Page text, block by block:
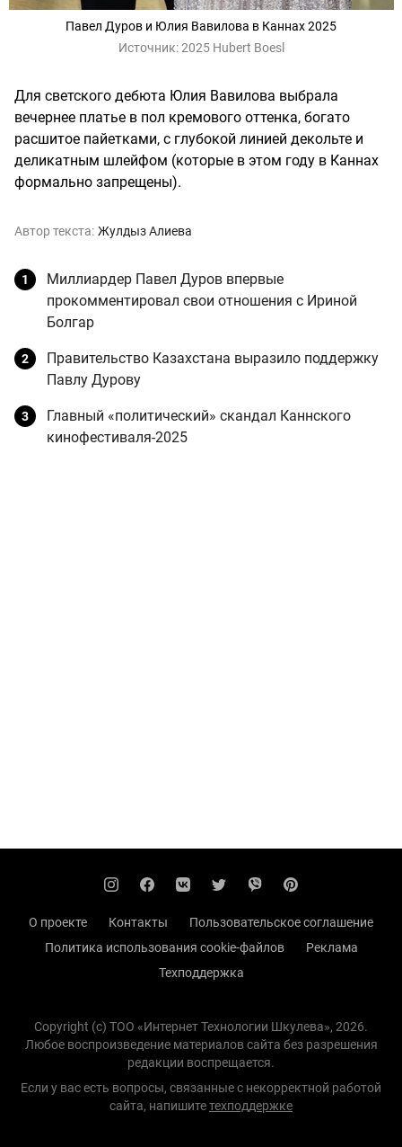
Павел Дуров и Юлия Вавилова в Каннах 2025
Источник:2025 Hubert Boesl
Для светского дебюта Юлия Вавилова выбрала
вечернее платье в пол кремового оттенка, богато
расшитое пайетками, с глубокой линией декольте и
деликатным шлейфом (которые в этом году в Каннах
формально запрещены).
Автор текста: Жулдыз Алиева
Миллиардер Павел Дуров впервые
прокомментировал свои отношения с Ириной
Болгар
Правительство Казахстана выразило поддержку
Павлу Дурову
Главный «политический» скандал Каннского
кинофестиваля-2025
О проекте Контакты
Пользовательское соглашение
Политика использования cookie-файлов
Реклама
Техподдержка
Copyright (с) TOO «Интернет Технологии Шкулева», 2026.
Любое воспроизведение материалов сайта без разрешения
редакции воспрещается.
Если у вас есть вопросы, связанные с некорректной работой
сайта, напишитетехподдержке